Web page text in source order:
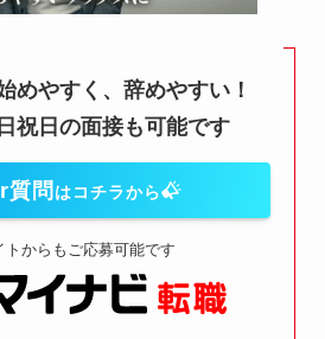
めやすく、辞めやすい！
祝日の面接も可能です
質問 はコチラから
トからもご応募可能です